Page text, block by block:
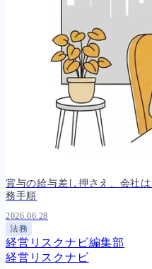
賞与の給与差し押さえ、会社
務手順
2026.06.28
法務
経営リスクナビ編集部
経営リスクナビ